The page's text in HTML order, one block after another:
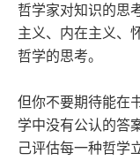
哲学家对知识的思
主义、内在主义、
哲学的思考。
但你不要期待能在
学中没有公认的答
己评估每一种哲学